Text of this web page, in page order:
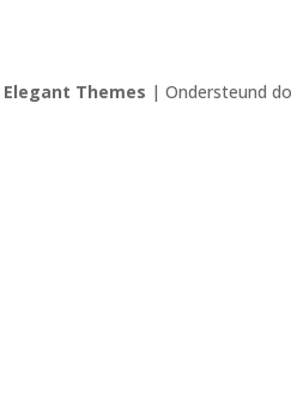
Elegant Themes | Ondersteund